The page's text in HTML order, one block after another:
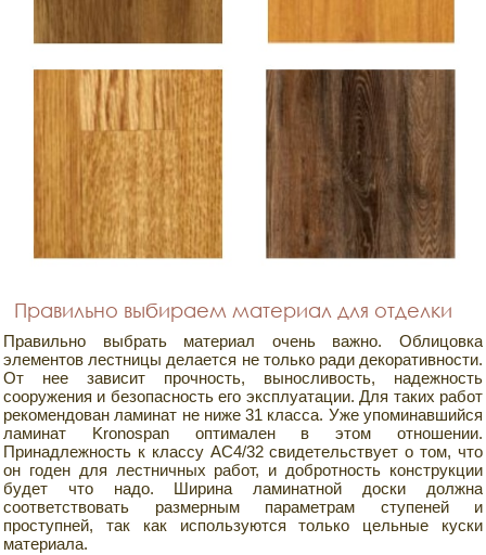
Правильно выбираем материал для отделки
Правильно выбрать материал очень важно. Облицовка
элементов лестницы делается не только ради декоративности.
От нее зависит прочность, выносливость, надежность
сооружения и безопасность его эксплуатации. Для таких работ
рекомендован ламинат не ниже 31 класса. Уже упоминавшийся
ламинат Kronospan оптимален в этом отношении.
Принадлежность к классу AC4/32 свидетельствует о том, что
он годен для лестничных работ, и добротность конструкции
будет что надо. Ширина ламинатной доски должна
соответствовать размерным параметрам ступеней и
проступней, так как используются только цельные куски
материала.